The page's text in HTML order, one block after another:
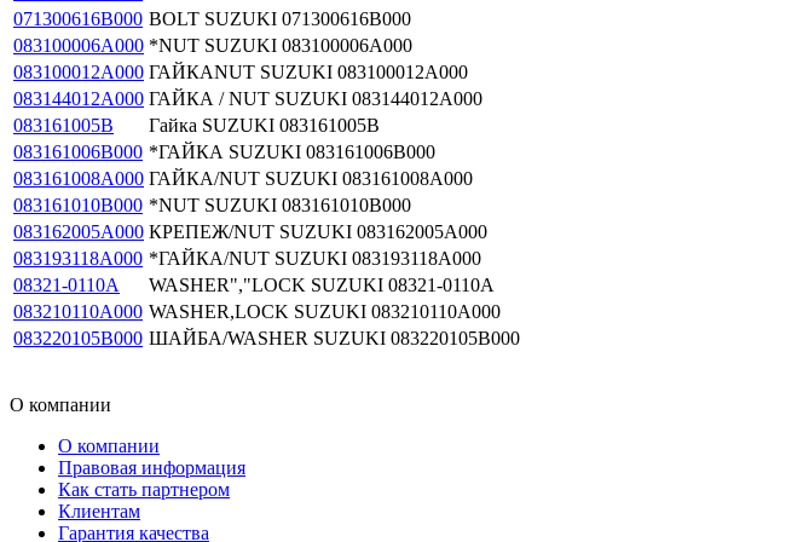
071300616B000 BOLT SUZUKI 071300616B000
083100006A000 *NUT SUZUKI 083100006A000
083100012A000 ГАЙКАNUT SUZUKI 083100012A000
083144012A000 ГАЙКА / NUT SUZUKI 083144012A000
083161005B
Гайка SUZUKI 083161005B
083161006B000 *ГАЙКА SUZUKI 083161006B000
083161008A000 ГАЙКА/NUT SUZUKI 083161008A000
083161010B000 *NUT SUZUKI 083161010B000
083162005A000 КРЕПЕЖ/NUT SUZUKI 083162005A000
083193118A000 *ГАЙКА/NUT SUZUKI 083193118A000
08321-0110A
WASHER","LOCK SUZUKI 08321-0110A
083210110A000 WASHER,LOCK SUZUKI 083210110A000
083220105B000 ШАЙБА/WASHER SUZUKI 083220105B000
О компании
О компании
Правовая информация
Как стать партнером
Клиентам
Гарантия качества